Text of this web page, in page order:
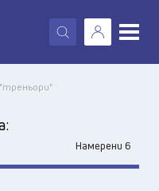
X
Намерени 6